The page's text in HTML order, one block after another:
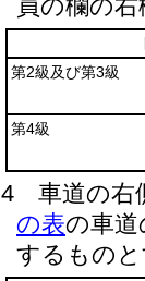
員の欄の
第2級及び第3級
第4級
4
車道の右
の表の車
するもの